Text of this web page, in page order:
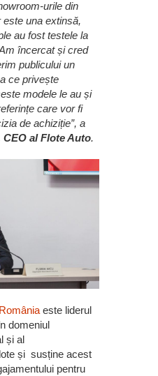
urile din
una extinsă,
au fost testele la
încercat și cred
publicului un
ce privește
modele le au și
care vor fi
de achiziție”, a
al Flote Auto.
este liderul
domeniul
și al
și susține acest
pentru